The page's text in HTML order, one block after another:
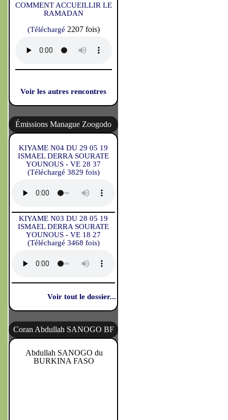
COMMENT ACCUEILLIR LE
RAMADAN
(Téléchargé 2207 fois)
Voir les autres rencontres
Émissions Manague Zoogodo
KIYAME N04 DU 29 05 19
ISMAEL DERRA SOURATE
YOUNOUS - VE 28 37
(Téléchargé 3829 fois)
KIYAME N03 DU 28 05 19
ISMAEL DERRA SOURATE
YOUNOUS - VE 18 27
(Téléchargé 3468 fois)
Voir tout le dossier...
Coran Abdullah SANOGO BF
Abdullah SANOGO du
BURKINA FASO